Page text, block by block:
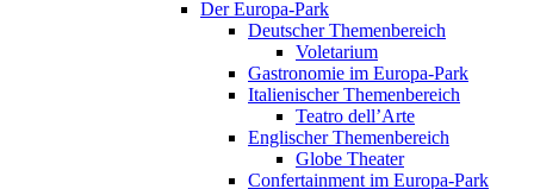
Der Europa-Park
Deutscher Themenbereich
Voletarium
Gastronomie im Europa-Park
Italienischer Themenbereich
Teatro dell’Arte
Englischer Themenbereich
Globe Theater
Confertainment im Europa-Park